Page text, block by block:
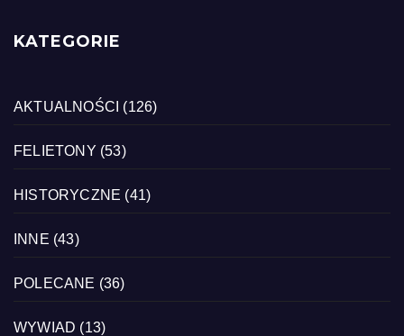
KATEGORIE
AKTUALNOŚCI (126)
FELIETONY (53)
HISTORYCZNE (41)
INNE (43)
POLECANE (36)
WYWIAD (13)